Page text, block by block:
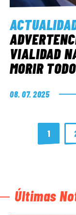
VIALIDAD
MORIR
08. 07. 2025
1
Últimas